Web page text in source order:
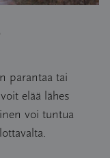
parantaa tai
elää lähes
voi tuntua